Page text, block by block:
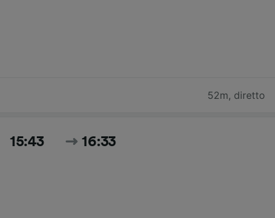
52m, diretto
15:43 16:33